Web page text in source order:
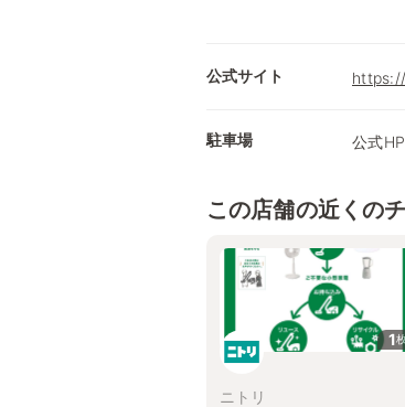
公式サイト
駐車場 公式
この店舗の近くの
1
ニトリ